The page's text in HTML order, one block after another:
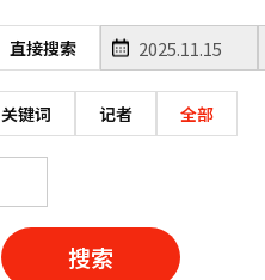
直接搜索
关键词 记者 全部
搜索